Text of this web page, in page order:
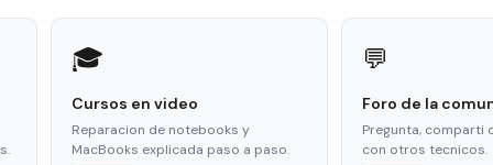
🎓
Cursos en video
Reparacion de notebooks y
MacBooks explicada paso a paso.
💬
Foro de la
Pregunta, comparti
con otros tecnicos.